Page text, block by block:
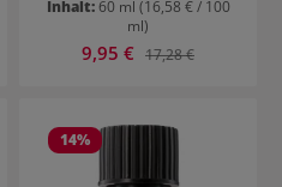
Inhalt: 60 ml (16,58 € / 100
ml)
Verkaufspreis:
9,95 € Regulärer Preis:
17,28 €
14%